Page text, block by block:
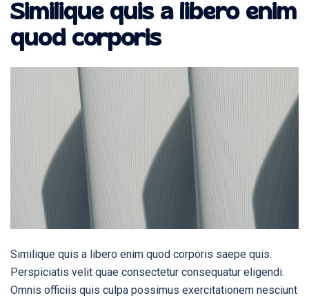
Similique quis a libero enim
quod corporis
Similique quis a libero enim quod corporis saepe quis.
Perspiciatis velit quae consectetur consequatur eligendi.
Omnis officiis quis culpa possimus exercitationem nesciunt